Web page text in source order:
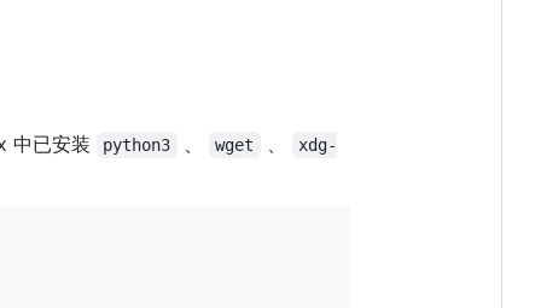
中已安装 python3 、 wget 、 xdg-